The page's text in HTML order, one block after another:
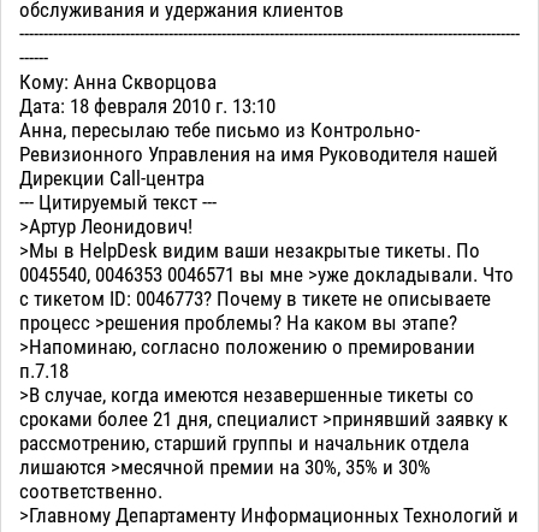
обслуживания и удержания клиентов
--------------------------------------------------------------------------------------------------------
------
Кому: Анна Скворцова
Дата: 18 февраля 2010 г. 13:10
Анна, пересылаю тебе письмо из Контрольно-
Ревизионного Управления на имя Руководителя нашей
Дирекции Call-центра
--- Цитируемый текст ---
>Артур Леонидович!
>Мы в HelpDesk видим ваши незакрытые тикеты. По
0045540, 0046353 0046571 вы мне >уже докладывали. Что
с тикетом ID: 0046773? Почему в тикете не описываете
процесс >решения проблемы? На каком вы этапе?
>Напоминаю, согласно положению о премировании
п.7.18
>В случае, когда имеются незавершенные тикеты со
сроками более 21 дня, специалист >принявший заявку к
рассмотрению, старший группы и начальник отдела
лишаются >месячной премии на 30%, 35% и 30%
соответственно.
>Главному Департаменту Информационных Технологий и